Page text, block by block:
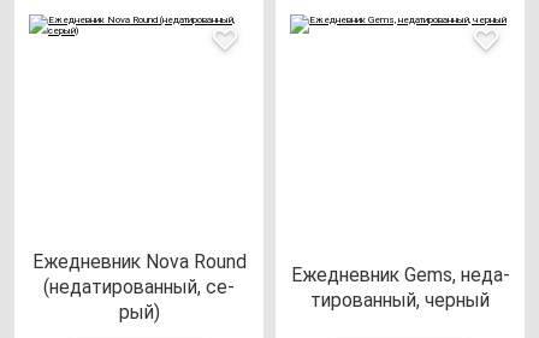
Ежед­нев­ник Nova Round
(не­да­ти­ро­ван­ный, се­
рый)
Ежед­нев­ник Gems, не­да­
ти­ро­ван­ный, чер­ный